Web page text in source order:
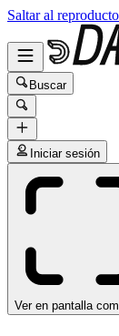
Saltar al
Buscar
Iniciar sesión
Ver en pantalla